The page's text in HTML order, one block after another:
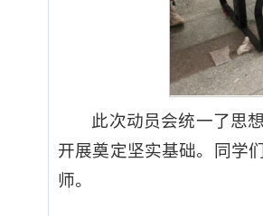
此次动员会统一了思
开展奠定坚实基础。同学
师。